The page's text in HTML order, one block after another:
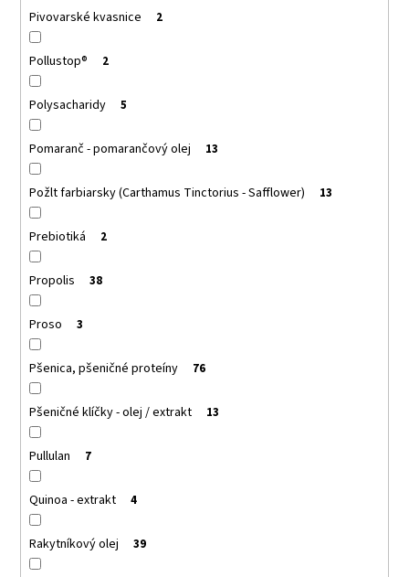
Pivovarské kvasnice 2
Pollustop® 2
Polysacharidy 5
Pomaranč - pomarančový olej 13
Požlt farbiarsky (Carthamus Tinctorius - Safflower) 13
Prebiotiká 2
Propolis 38
Proso 3
Pšenica, pšeničné proteíny 76
Pšeničné klíčky - olej / extrakt 13
Pullulan 7
Quinoa - extrakt 4
Rakytníkový olej 39